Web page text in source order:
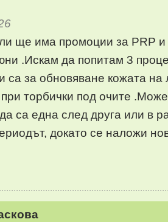
ще има промоции за PRP и
.Искам да попитам 3
са за обновяване кожата на
торбички под очите
са една след друга или в
докато се наложи